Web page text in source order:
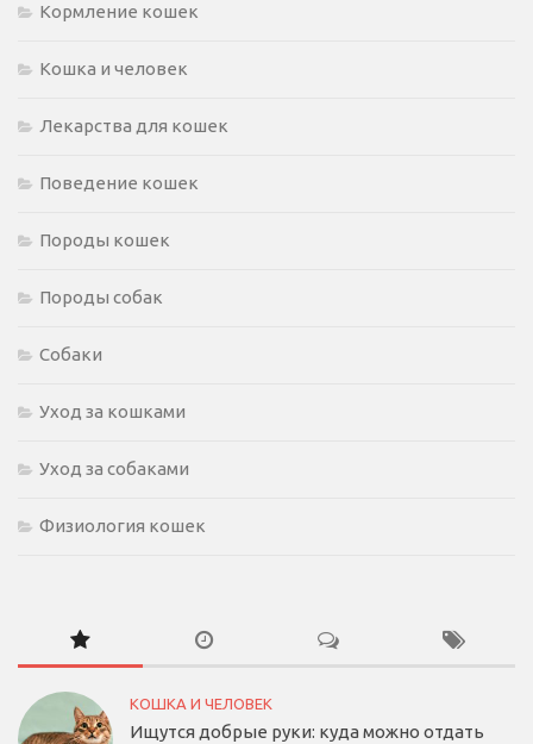
Кормление кошек
Кошка и человек
Лекарства для кошек
Поведение кошек
Породы кошек
Породы собак
Собаки
Уход за кошками
Уход за собаками
Физиология кошек
КОШКА И ЧЕЛОВЕК
Ищутся добрые руки: куда можно отдать